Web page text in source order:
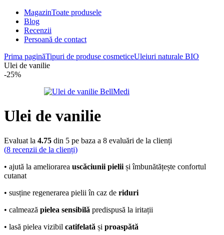
MagazinToate produsele
Blog
Recenzii
Persoană de contact
Prima paginăTipuri de produse cosmeticeUleiuri naturale BIO
Ulei de vanilie
-25%
Ulei de vanilie
Evaluat la 4.75 din 5 pe baza a 8 evaluări de la clienți
(8 recenzii de la clienți)
• ajută la ameliorarea uscăciunii pielii și îmbunătățește confortul
cutanat
• susține regenerarea pielii în caz de riduri
• calmează pielea sensibilă predispusă la iritații
• lasă pielea vizibil catifelată și proaspătă